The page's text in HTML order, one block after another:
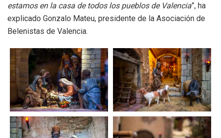
estamos en la casa de todos los pueblos de Valencia”, ha
explicado Gonzalo Mateu, presidente de la Asociación de
Belenistas de Valencia.